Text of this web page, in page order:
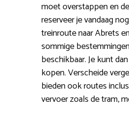
moet overstappen en
reserveer je vandaag
treinroute naar Abrets
sommige
beschikbaar. Je kunt
kopen. Verscheide
bieden ook routes
vervoer zoals de tram,